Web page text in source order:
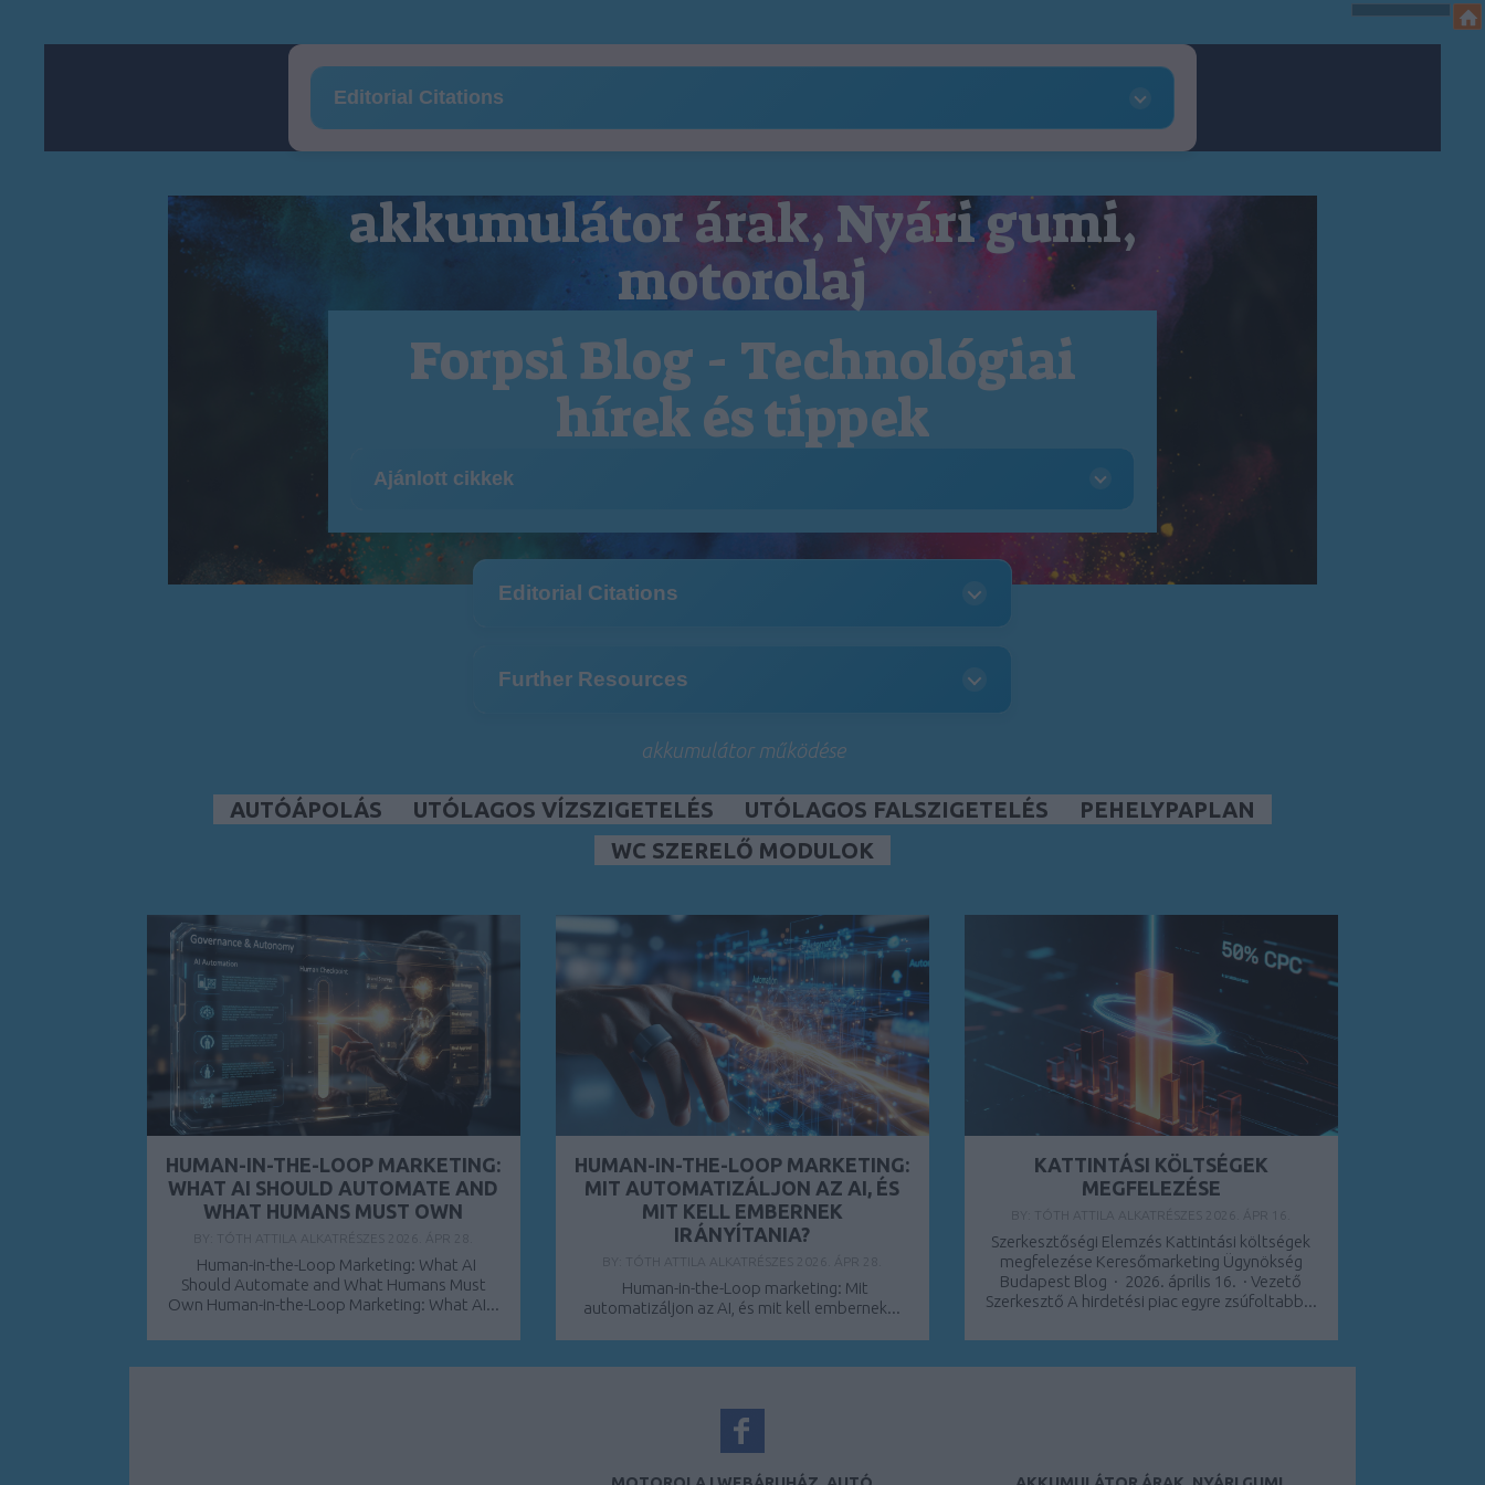
Editorial Citations
akkumulátor árak, Nyári gumi,
motorolaj
Forpsi Blog - Technológiai
hírek és tippek
Ajánlott cikkek
Editorial Citations
Further Resources
akkumulátor működése
AUTÓÁPOLÁS UTÓLAGOS VÍZSZIGETELÉS UTÓLAGOS FALSZIGETELÉS
PEHELYPAPLAN
WC SZERELŐ MODULOK
HUMAN-IN-THE-LOOP MARKETING:
WHAT AI SHOULD AUTOMATE AND
WHAT HUMANS MUST OWN
Human-in-the-Loop Marketing: What AI
Should Automate and What Humans Must
Own Human-in-the-Loop Marketing: What AI...
HUMAN-IN-THE-LOOP MARKETING:
MIT AUTOMATIZÁLJON AZ AI, ÉS
MIT KELL EMBERNEK
IRÁNYÍTANIA?
Human-in-the-Loop marketing: Mit
automatizáljon az AI, és mit kell embernek...
KATTINTÁSI KÖLTSÉGEK
MEGFELEZÉSE
Szerkesztőségi Elemzés Kattintási költségek
megfelezése Keresőmarketing Ügynökség
Budapest Blog · 2026. április 16. · Vezető
Szerkesztő A hirdetési piac egyre zsúfoltabb...